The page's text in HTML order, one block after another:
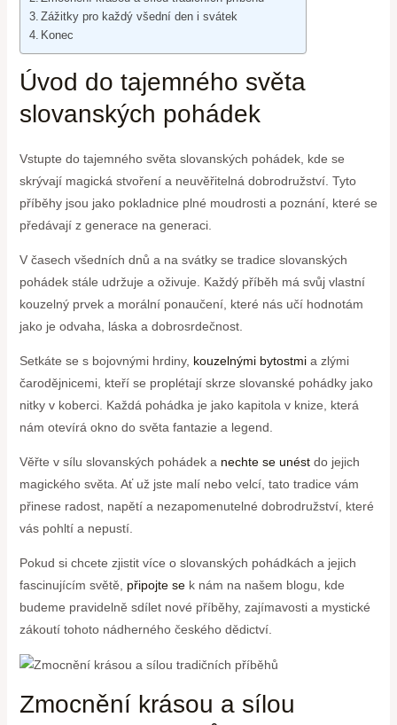
Zážitky⁢ pro každý⁤ všední den i svátek
Konec
Úvod do tajemného světa
slovanských pohádek
Vstupte do‍ tajemného světa slovanských ‍pohádek, kde se
skrývají magická stvoření‍ a neuvěřitelná dobrodružství. Tyto
příběhy jsou jako pokladnice plné moudrosti⁢ a poznání, ⁢které ⁤se
předávají z generace na⁤ generaci.
V časech všedních⁤ dnů a na svátky se tradice slovanských
⁢pohádek stále udržuje a oživuje.​ Každý⁤ příběh má ​svůj vlastní ​
kouzelný prvek a‌ morální ⁢ponaučení, které nás učí ​hodnotám​
jako je odvaha, láska a dobrosrdečnost.
Setkáte se s bojovnými hrdiny, kouzelnými bytostmia zlými
čarodějnicemi, kteří se proplétají skrze slovanské pohádky jako
nitky ⁤v koberci. Každá‍ pohádka je jako​ kapitola v knize, ⁣která
nám otevírá okno ⁣do světa fantazie a ⁤legend.
Věřte⁢ v sílu slovanských‌ pohádek a nechte se unéstdo jejich
magického‌ světa.‍ Ať už⁤ jste⁣ malí nebo‌ velcí, tato tradice vám
přinese⁢ radost, napětí a nezapomenutelné dobrodružství, ‍které
vás pohltí a nepustí.
Pokud‌ si ⁢chcete⁣ zjistit ​více o ​slovanských pohádkách a‌ jejich
fascinujícím světě, připojte sek nám⁤ na našem ⁢blogu, kde
budeme pravidelně ‌sdílet nové příběhy, zajímavosti a​ mystické
‍zákoutí tohoto ⁣nádherného​ českého dědictví.
Zmocnění​ krásou a⁣ sílou